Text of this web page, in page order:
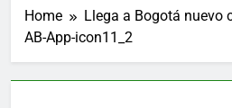
Home
Llega a Bogotá nuevo
AB-App-icon11_2